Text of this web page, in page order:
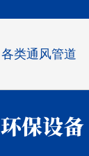
各类通风管道
环保设备